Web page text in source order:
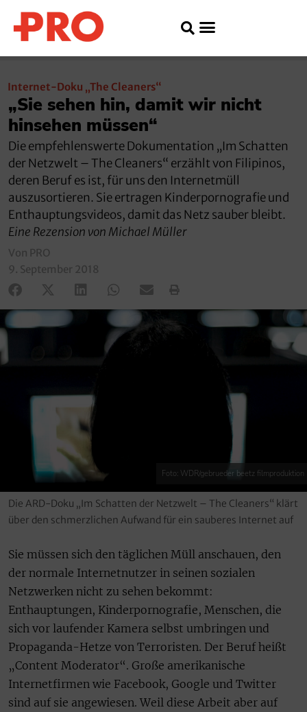
Internet-Doku „The Cleaners“
„Sie sehen hin, damit wir nicht
hinsehen müssen“
Die empfehlenswerte Dokumentation „Im Schatten
der Netzwelt – The Cleaners“ erzählt von Filipinos,
deren Beruf es ist, für uns den Internetmüll
auszusortieren. Sie ertragen Kinderpornografie und
Enthauptungsvideos, damit das Netz sauber bleibt.
Eine Rezension von Michael Müller
Von PRO
9. September 2018
Foto: WDR/gebrueder beetz filmproduktion
Die ARD-Doku „Im Schatten der Netzwelt – The Cleaners“ klärt
über den schmerzlichen Aufwand für ein sauberes Internet auf
Sie müssen sich den täglichen Müll anschauen, den
der normale Internetnutzer in seinen sozialen
Netzwerken nicht zu sehen bekommt:
Enthauptungen, Kinderpornografie, Menschen, die
sich vor laufender Kamera selbst umbringen und
Propaganda-Hetze von Terroristen. Der Beruf heißt
„Content Moderator“. Große amerikanische
Internetfirmen wie Facebook, Google und Twitter
sind auf sie angewiesen. Weil diese Arbeit aber auf